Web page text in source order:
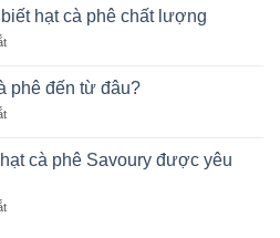
A
Z
người
dẫn
xay
phê
nhà
giữ
vị
hạt cà phê chất lượng
ở
Tiêu
chí
nhận
hạt
cà
chất
phê đến từ đâu?
ở
vị
cà
cà phê Savoury được yêu
ở